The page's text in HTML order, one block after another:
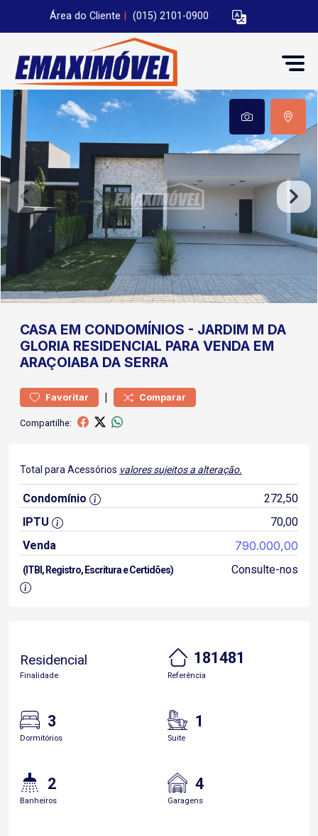
Área do Cliente (015) 2101-0900
CASA EM CONDOMÍNIOS - JARDIM M DA
GLORIA RESIDENCIAL PARA VENDA EM
ARAÇOIABA DA SERRA
Favoritar | Comparar
Compartilhe:
Total para Acessórios valores sujeitos a alteração.
Condomínio
272,50
IPTU
70,00
Venda
790.000,00
(ITBI, Registro, Escritura e Certidões) Consulte-nos
Residencial
Finalidade
181481
Referência
3
Dormitórios
1
Suite
2
Banheiros
4
Garagens